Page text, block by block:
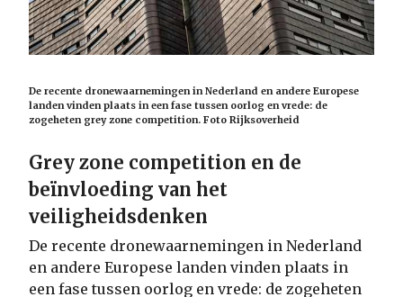
De recente dronewaarnemingen in Nederland en andere Europese
landen vinden plaats in een fase tussen oorlog en vrede: de
zogeheten grey zone competition. Foto Rijksoverheid
Grey zone competition en de
beïnvloeding van het
veiligheidsdenken
De recente dronewaarnemingen in Nederland
en andere Europese landen vinden plaats in
een fase tussen oorlog en vrede: de zogeheten